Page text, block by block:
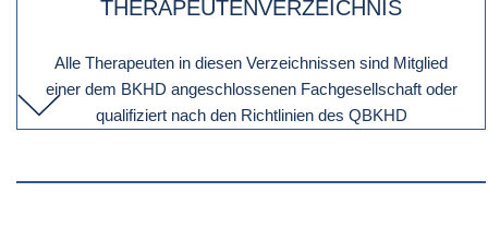
THERAPEUTENVERZEICHNIS
Alle Therapeuten in diesen Verzeichnissen sind Mitglied
einer dem BKHD angeschlossenen Fachgesellschaft oder
qualifiziert nach den Richtlinien des QBKHD